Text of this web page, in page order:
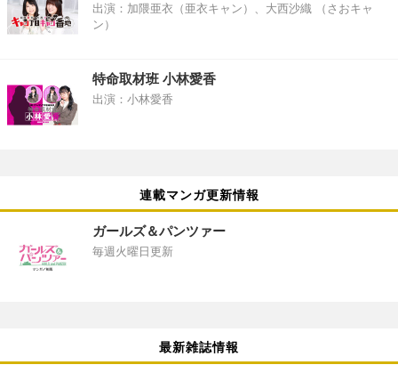
出演：加隈亜衣（亜衣キャン）、大西沙織 （さおキャ
ン）
特命取材班 小林愛香
出演：小林愛香
連載マンガ更新情報
ガールズ＆パンツァー
毎週火曜日更新
最新雑誌情報